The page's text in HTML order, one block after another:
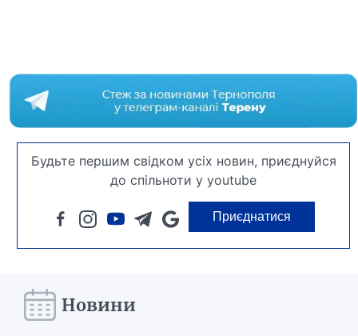
Будьте першим свідком усіх новин, приєднуйся
до спільноти у youtube
Приєднатися
Новини